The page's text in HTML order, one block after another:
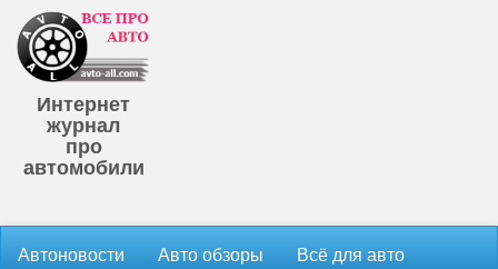
Интернет
журнал
про
автомобили
Автоновости Авто обзоры Всё для авто